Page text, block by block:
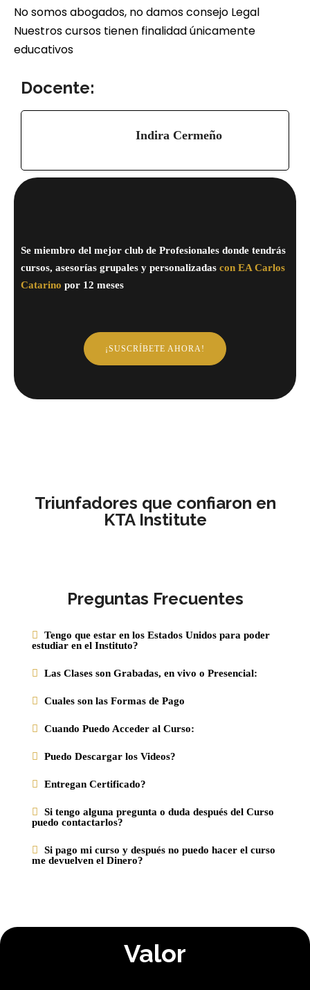
No somos abogados, no damos consejo Legal
Nuestros cursos tienen finalidad únicamente
educativos
Docente:
Indira Cermeño
Se miembro del mejor club de Profesionales donde tendrás
cursos, asesorías grupales y personalizadas con EA Carlos
Catarino por 12 meses
¡SUSCRÍBETE AHORA!
Triunfadores que confiaron en
KTA Institute
Preguntas Frecuentes
Tengo que estar en los Estados Unidos para poder
estudiar en el Instituto?
Las Clases son Grabadas, en vivo o Presencial:
Cuales son las Formas de Pago
Cuando Puedo Acceder al Curso:
Puedo Descargar los Videos?
Entregan Certificado?
Si tengo alguna pregunta o duda después del Curso
puedo contactarlos?
Si pago mi curso y después no puedo hacer el curso
me devuelven el Dinero?
Valor